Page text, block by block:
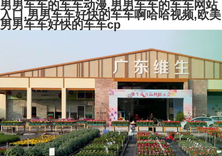
男男车车的车车动漫,男男车车的车车网站
入口,男男车车好快的车车啊哈哈视频,欧美
男男车车好快的车车cp